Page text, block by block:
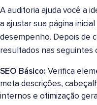
A auditoria ajuda você a
a ajustar sua página
desempenho. Depois de
resultados nas seguintes
SEO Básico: Verifica
meta descrições,
internos e otimização